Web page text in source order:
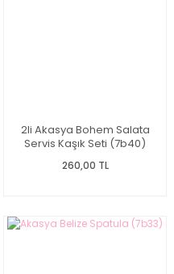
2li Akasya Bohem Salata
Servis Kaşık Seti (7b40)
260,00 TL